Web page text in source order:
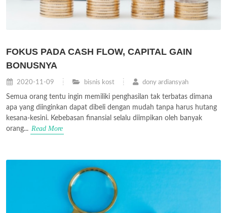
FOKUS PADA CASH FLOW, CAPITAL GAIN
BONUSNYA
2020-11-09 bisnis kost dony ardiansyah
Semua orang tentu ingin memiliki penghasilan tak terbatas dimana
apa yang diinginkan dapat dibeli dengan mudah tanpa harus hutang
kesana-kesini. Kebebasan finansial selalu diimpikan oleh banyak
orang... Read More